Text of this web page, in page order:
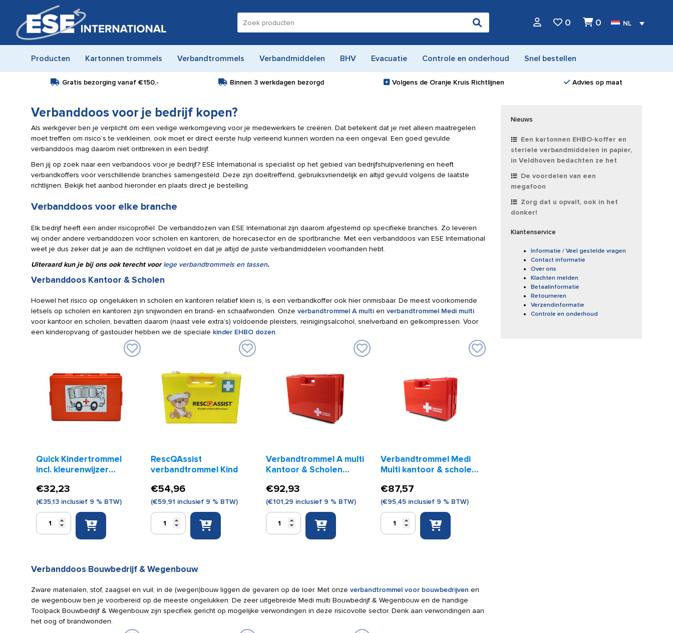
naar:
0 0 NL
Producten Kartonnen trommels Verbandtrommels Verbandmiddelen BHV Evacuatie Controle en onderhoud Snel bestellen
Gratis bezorging vanaf€150,- Binnen 3 werkdagen bezorgd Volgens de Oranje Kruis Richtlijnen Advies op maat
Verbanddoos voor je bedrijf kopen?
Als werkgever ben je verplicht om een veilige werkomgeving voor je medewerkers te creëren. Dat betekent dat je niet alleen maatregelen
moet treffen om risico’s te verkleinen, ook moet er direct eerste hulp verleend kunnen worden na een ongeval. Een goed gevulde
verbanddoos mag daarom niet ontbreken in een bedrijf.
Ben jij op zoek naar een verbandoos voor je bedrijf? ESE International is specialist op het gebied van bedrijfshulpverlening en heeft
verbandkoffers voor verschillende branches samengesteld. Deze zijn doeltreffend, gebruiksvriendelijk en altijd gevuld volgens de laatste
richtlijnen. Bekijk het aanbod hieronder en plaats direct je bestelling.
Verbanddoos voor elke branche
Elk bedrijf heeft een ander risicoprofiel. De verbanddozen van ESE International zijn daarom afgestemd op specifieke branches. Zo leveren
wij onder andere verbanddozen voor scholen en kantoren, de horecasector en de sportbranche. Met een verbanddoos van ESE International
weet je dus zeker dat je aan de richtlijnen voldoet en dat je altijd de juiste verbandmiddelen voorhanden hebt.
Uiteraard kun je bij ons ook terecht voorlege verbandtrommels en tassen.
Verbanddoos Kantoor & Scholen
Hoewel het risico op ongelukken in scholen en kantoren relatief klein is, is een verbandkoffer ook hier onmisbaar. De meest voorkomende
letsels op scholen en kantoren zijn snijwonden en brand- en schaafwonden. Onze verbandtrommel A multi en verbandtrommel Medi multi
voor kantoor en scholen, bevatten daarom (naast vele extra’s) voldoende pleisters, reinigingsalcohol, snelverband en gelkompressen. Voor
een kinderopvang of gastouder hebben we de speciale kinder EHBO dozen.
Quick Kindertrommel
incl. kleurenwijzer
€32,23
(€35,13 inclusief 9 % BTW)
Quick
Kindertrommel
aantal
RescQAssist
verbandtrommel Kind
€54,96
(€59,91 inclusief 9 % BTW)
RescQAssist
verbandtrommel
Verbandtrommel A multi
Kantoor & Scholen
€92,93
(€101,29 inclusief 9 % BTW)
Verbandtrommel
aantal
Verbandtrommel Medi
Multi kantoor & scholen
€87,57
(€95,45 inclusief 9 % BTW)
Verbandtrommel
Medi
aantal
Verbanddoos Bouwbedrijf & Wegenbouw
Zware materialen, stof, zaagsel en vuil; in de (wegen)bouw liggen de gevaren op de loer. Met onze verbandtrommel voor bouwbedrijven en
de wegenbouw ben je voorbereid op de meeste ongelukken. De zeer uitgebreide Medi multi Bouwbedrijf & Wegenbouw en de handige
Toolpack Bouwbedrijf & Wegenbouw zijn specifiek gericht op mogelijke verwondingen in deze risicovolle sector. Denk aan verwondingen aan
het oog of brandwonden.
Nieuws
Een kartonnen EHBO-koffer en
steriele verbandmiddelen in papier,
in Veldhoven bedachten ze het
De voordelen van een
megafoon
Zorg dat u opvalt, ook in het
donker!
Klantenservice
Informatie / Veel gestelde vragen
Contact informatie
Over ons
Klachten melden
Betaalinformatie
Retourneren
Verzendinformatie
Controle en onderhoud